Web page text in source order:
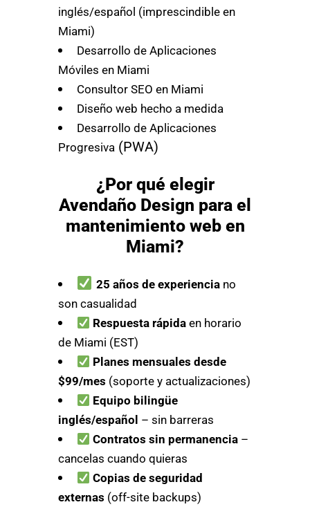
inglés/español (imprescindible en
Miami)
Desarrollo de Aplicaciones
Móviles en Miami
Consultor SEO en Miami
Diseño web hecho a medida
Desarrollo de Aplicaciones
Progresiva (PWA)
¿Por qué elegir
Avendaño Design para el
mantenimiento web en
Miami?
25 años de experienciano
son casualidad
Respuesta rápida en horario
de Miami (EST)
Planes mensuales desde
$99/mes (soporte y actualizaciones)
Equipo bilingüe
inglés/español – sin barreras
Contratos sin permanencia –
cancelas cuando quieras
Copias de seguridad
externas (off-site backups)